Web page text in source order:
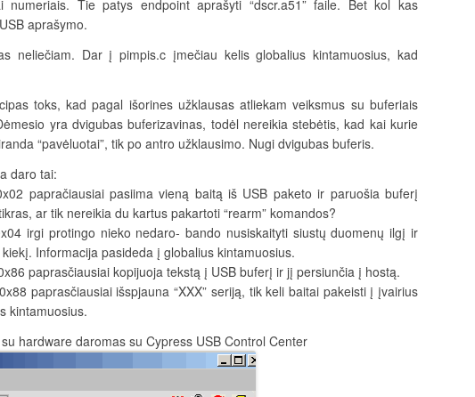
numeriais. Tie patys endpoint aprašyti “dscr.a51” faile. Bet kol kas
aprašymo.
neliečiam. Dar į pimpis.c įmečiau kelis globalius kintamuosius, kad
toks, kad pagal išorines užklausas atliekam veiksmus su buferiais
yra dvigubas buferizavinas, todėl nereikia stebėtis, kad kai kurie
“pavėluotai”, tik po antro užklausimo. Nugi dvigubas buferis.
daro tai:
papračiausiai pasiima vieną baitą iš USB paketo ir paruošia buferį
ar tik nereikia du kartus pakartoti “rearm” komandos?
irgi protingo nieko nedaro- bando nusiskaityti siustų duomenų ilgį ir
Informacija pasideda į globalius kintamuosius.
paprasčiausiai kopijuoja tekstą į USB buferį ir jį persiunčia į hostą.
paprasčiausiai išspjauna “XXX” seriją, tik keli baitai pakeisti į įvairius
kintamuosius.
hardware daromas su Cypress USB Control Center